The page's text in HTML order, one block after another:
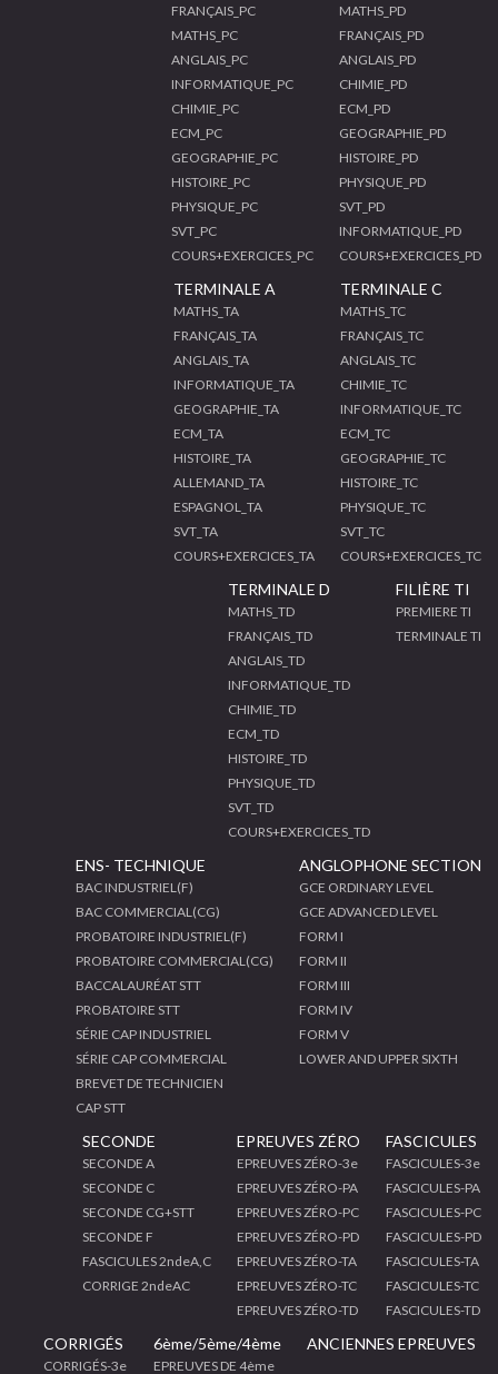
FRANÇAIS_PC
MATHS_PC
ANGLAIS_PC
INFORMATIQUE_PC
CHIMIE_PC
ECM_PC
GEOGRAPHIE_PC
HISTOIRE_PC
PHYSIQUE_PC
SVT_PC
COURS+EXERCICES_PC
MATHS_PD
FRANÇAIS_PD
ANGLAIS_PD
CHIMIE_PD
ECM_PD
GEOGRAPHIE_PD
HISTOIRE_PD
PHYSIQUE_PD
SVT_PD
INFORMATIQUE_PD
COURS+EXERCICES_PD
TERMINALE A
MATHS_TA
FRANÇAIS_TA
ANGLAIS_TA
INFORMATIQUE_TA
GEOGRAPHIE_TA
ECM_TA
HISTOIRE_TA
ALLEMAND_TA
ESPAGNOL_TA
SVT_TA
COURS+EXERCICES_TA
TERMINALE C
MATHS_TC
FRANÇAIS_TC
ANGLAIS_TC
CHIMIE_TC
INFORMATIQUE_TC
ECM_TC
GEOGRAPHIE_TC
HISTOIRE_TC
PHYSIQUE_TC
SVT_TC
COURS+EXERCICES_TC
TERMINALE D
MATHS_TD
FRANÇAIS_TD
ANGLAIS_TD
INFORMATIQUE_TD
CHIMIE_TD
ECM_TD
HISTOIRE_TD
PHYSIQUE_TD
SVT_TD
COURS+EXERCICES_TD
FILIÈRE TI
PREMIERE TI
TERMINALE TI
ENS- TECHNIQUE
BAC INDUSTRIEL(F)
BAC COMMERCIAL(CG)
PROBATOIRE INDUSTRIEL(F)
PROBATOIRE COMMERCIAL(CG)
BACCALAURÉAT STT
PROBATOIRE STT
SÉRIE CAP INDUSTRIEL
SÉRIE CAP COMMERCIAL
BREVET DE TECHNICIEN
CAP STT
ANGLOPHONE SECTION
GCE ORDINARY LEVEL
GCE ADVANCED LEVEL
FORM I
FORM II
FORM III
FORM IV
FORM V
LOWER AND UPPER SIXTH
SECONDE
SECONDE A
SECONDE C
SECONDE CG+STT
SECONDE F
FASCICULES 2ndeA,C
CORRIGE 2ndeAC
EPREUVES ZÉRO
EPREUVES ZÉRO-3e
EPREUVES ZÉRO-PA
EPREUVES ZÉRO-PC
EPREUVES ZÉRO-PD
EPREUVES ZÉRO-TA
EPREUVES ZÉRO-TC
EPREUVES ZÉRO-TD
FASCICULES
FASCICULES-3e
FASCICULES-PA
FASCICULES-PC
FASCICULES-PD
FASCICULES-TA
FASCICULES-TC
FASCICULES-TD
CORRIGÉS
CORRIGÉS-3e
6ème/5ème/4ème
EPREUVES DE 4ème
ANCIENNES EPREUVES